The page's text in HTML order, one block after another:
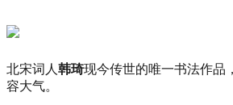
北宋词人 韩琦现今传世的唯一书法作品
容大气。